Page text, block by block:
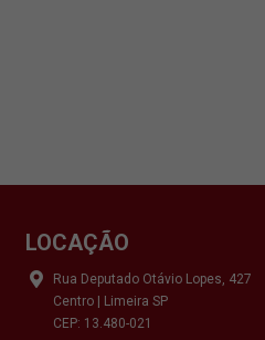
LOCAÇÃO
Rua Deputado Otávio Lopes, 427
Centro | Limeira SP
CEP: 13.480-021